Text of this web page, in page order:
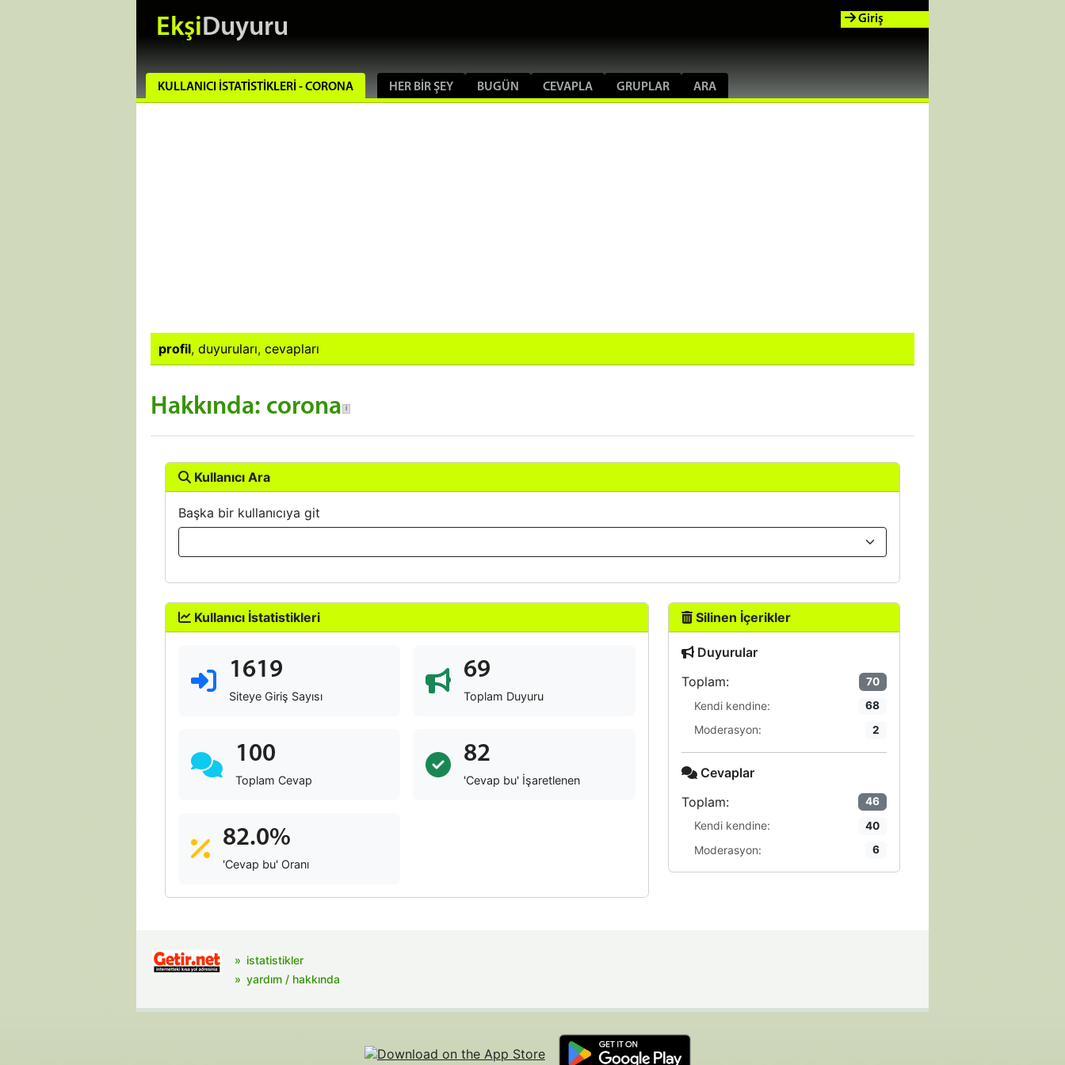
EkşiDuyuru
KULLANICI İSTATISTIKLERI - CORONA HER BIR ŞEY BUGÜN CEVAPLA GRUPLAR ARA
Giriş
profil, duyuruları, cevapları
Hakkında: corona
Kullanıcı Ara
Başka bir kullanıcıya git
Kullanıcı İstatistikleri
1619
Siteye Giriş Sayısı
69
Toplam Duyuru
100
Toplam Cevap
82
'Cevap bu' İşaretlenen
82.0%
'Cevap bu' Oranı
Silinen İçerikler
Duyurular
Toplam:
70
Kendi kendine: 68
Moderasyon: 2
Cevaplar
Toplam:
46
Kendi kendine: 40
Moderasyon: 6
istatistikler
yardım / hakkında